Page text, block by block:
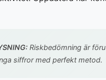
Riskbedömning är
siffror med perfekt metod.